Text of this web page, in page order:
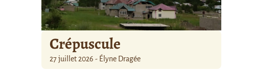
Crépuscule
27 juillet 2026 - Élyne Dragée